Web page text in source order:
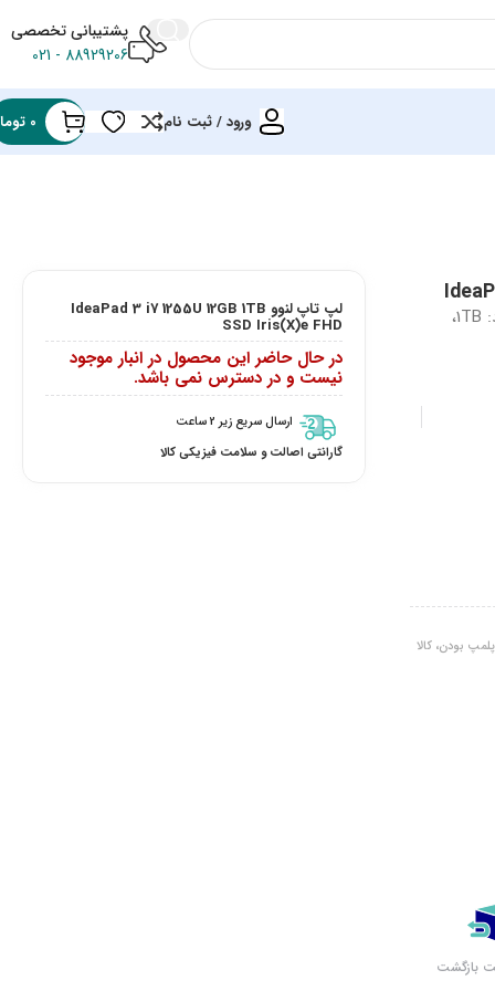
پشتیبانی تخصصی
88929206 - 021
ورود / ثبت نام 0
خرید لپ تاپ لنوو IdeaPad 3 پردازنده: Core i7 1255u، رم: 12GB، هارد: 1TB،
بودن، کالا
لپ تاپ لنوو IdeaPad 3 i7 1255U 12GB 1TB
SSD Iris(X)e FHD
در حال حاضر این محصول در انبار موجود
نیست و در دسترس نمی باشد.
ارسال سریع زیر 2 ساعت
گارانتی اصالت و سلامت فیزیکی کالا